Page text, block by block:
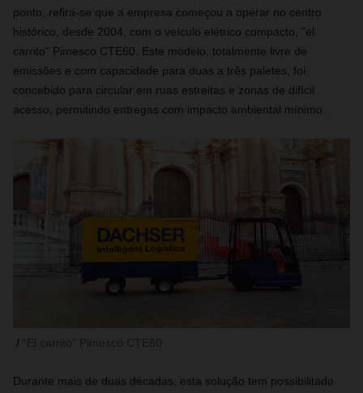
ponto, refira-se que a empresa começou a operar no centro
histórico, desde 2004, com o veículo elétrico compacto, "el
carrito" Pimesco CTE60. Este modelo, totalmente livre de
emissões e com capacidade para duas a três paletes, foi
concebido para circular em ruas estreitas e zonas de difícil
acesso, permitindo entregas com impacto ambiental mínimo.
Durante mais de duas décadas, esta solução tem possibilitado